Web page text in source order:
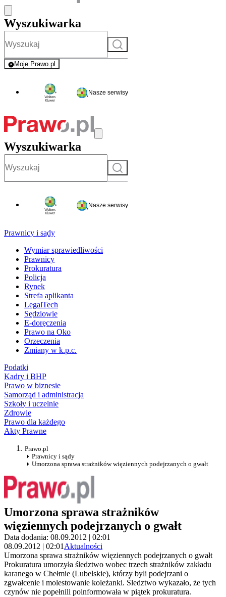
Wyszukiwarka
Szukaj
Moje Prawo.pl
- rejestracja i logowanie do serwisu
Nasze serwisy
Wyszukiwarka
Szukaj
Nasze serwisy
Prawnicy i sądy
Wymiar sprawiedliwości
Prawnicy
Prokuratura
Policja
Rynek
Strefa aplikanta
LegalTech
Sędziowie
E-doręczenia
Prawo na Oko
Orzeczenia
Zmiany w k.p.c.
Podatki
Kadry i BHP
Prawo w biznesie
Samorząd i administracja
Szkoły i uczelnie
Zdrowie
Prawo dla każdego
Akty Prawne
Prawo.pl
Prawnicy i sądy
Umorzona sprawa strażników więziennych podejrzanych o gwałt
Umorzona sprawa strażników
więziennych podejrzanych o gwałt
Data dodania: 08.09.2012 | 02:01
08.09.2012 | 02:01Aktualności
Umorzona sprawa strażników więziennych podejrzanych o gwałt
Prokuratura umorzyła śledztwo wobec trzech strażników zakładu
karanego w Chełmie (Lubelskie), którzy byli podejrzani o
zgwałcenie i molestowanie koleżanki. Śledztwo wykazało, że tych
czynów nie popełnili poinformowała w piątek prokuratura.